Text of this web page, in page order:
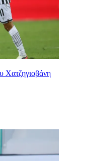
Χατζηγιοβάνη